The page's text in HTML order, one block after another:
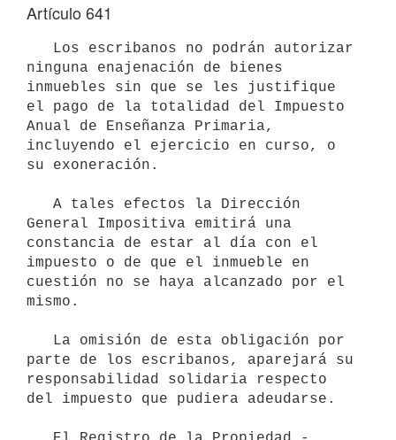
Artículo 641
ninguna enajenación de bienes
inmuebles sin que se les justifique
el pago de la totalidad del Impuesto
Anual de Enseñanza Primaria,
incluyendo el ejercicio en curso, o
su exoneración.
General Impositiva emitirá una
constancia de estar al día con el
impuesto o de que el inmueble en
cuestión no se haya alcanzado por el
mismo.
parte de los escribanos, aparejará su
responsabilidad solidaria respecto
del impuesto que pudiera adeudarse.